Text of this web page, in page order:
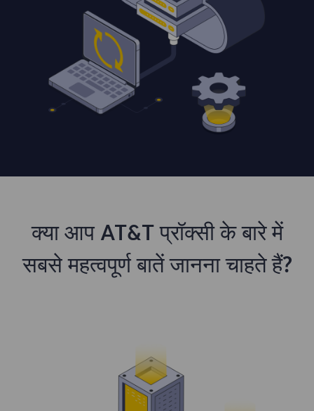
क्या आप AT&T प्रॉक्सी के बारे में
सबसे महत्वपूर्ण बातें जानना चाहते हैं?